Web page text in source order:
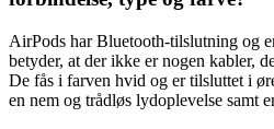
AirPods har Bluetooth-tilslutning og
betyder, at der ikke er nogen kabler,
De fås i farven hvid og er tilsluttet i
en nem og trådløs lydoplevelse samt